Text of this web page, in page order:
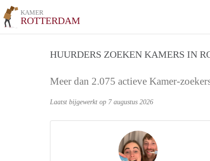
KAMER
ROTTERDAM
HUURDERS ZOEKEN KAMERS IN
Meer dan 2.075 actieve Kamer-
Laatst bijgewerkt op 7 augustus 2026